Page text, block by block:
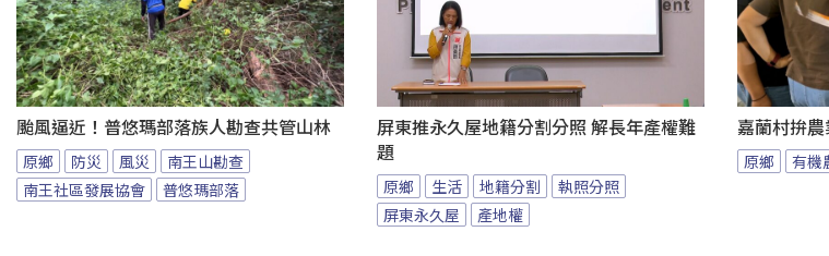
颱風逼近！普悠瑪部落族人勘查共管山林
原鄉 防災 風災
南王山勘查
南王社區發展協會
普悠瑪部落
屏東推永久屋地籍分割分照 解長年產權難
題
原鄉 生活 地籍分割
執照分照
屏東永久屋
產地權
嘉蘭村拚
原鄉 有機